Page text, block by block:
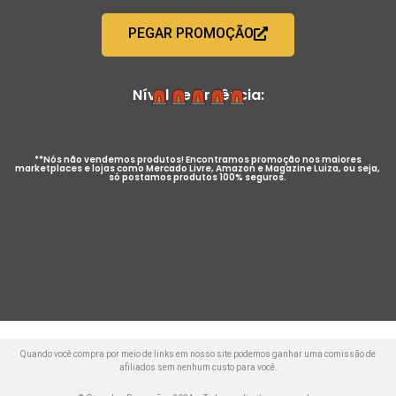
PEGAR PROMOÇÃO
Nível de Urgência:
**Nós não vendemos produtos! Encontramos promoção nos maiores
marketplaces e lojas como Mercado Livre, Amazon e Magazine Luiza, ou seja,
só postamos produtos 100% seguros.
Quando você compra por meio de links em nosso site podemos ganhar uma comissão de
afiliados sem nenhum custo para você.